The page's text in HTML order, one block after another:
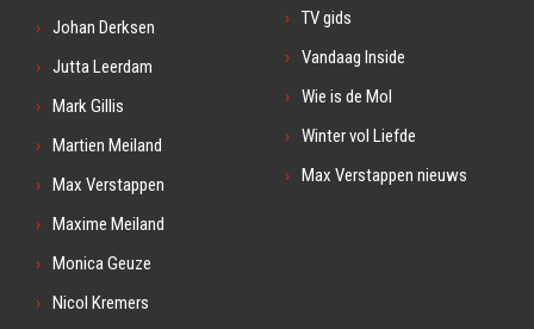
Johan Derksen
Jutta Leerdam
Mark Gillis
Martien Meiland
Max Verstappen
Maxime Meiland
Monica Geuze
Nicol Kremers
TV gids
Vandaag Inside
Wie is de Mol
Winter vol Liefde
Max Verstappen nieuws